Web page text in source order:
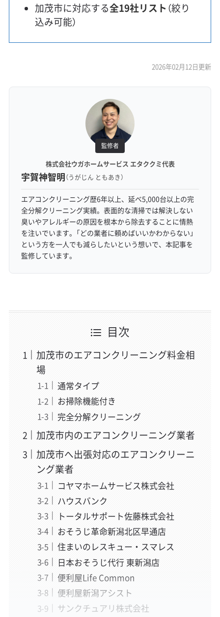
加茂市に対応する全19社リスト （絞り
込み可能）
2026年02月12日更新
監修者
株式会社ウガホームサービス エタククミ代表
宇賀神智明（うがじん ともあき）
エアコンクリーニング歴6年以上、延べ5,000台以上の完
全分解クリーニング実績。表面的な清掃では解決しない
臭いやアレルギーの原因を根本から除去することに情熱
を注いでいます。「どの業者に頼めばいいかわからない」
という方を一人でも減らしたいという想いで、本記事を
監修しています。
目次
加茂市のエアコンクリーニング料金相
場
通常タイプ
お掃除機能付き
完全分解クリーニング
加茂市内のエアコンクリーニング業者
加茂市へ出張対応のエアコンクリーニ
ング業者
コヤマホームサービス株式会社
ハウスバンク
トータルサポート佐藤株式会社
おそうじ革命新潟北区早通店
住まいのレスキュー・スマレス
日本おそうじ代行 東新潟店
便利屋Life Common
便利屋新潟アシスト
サンクチュアリ株式会社